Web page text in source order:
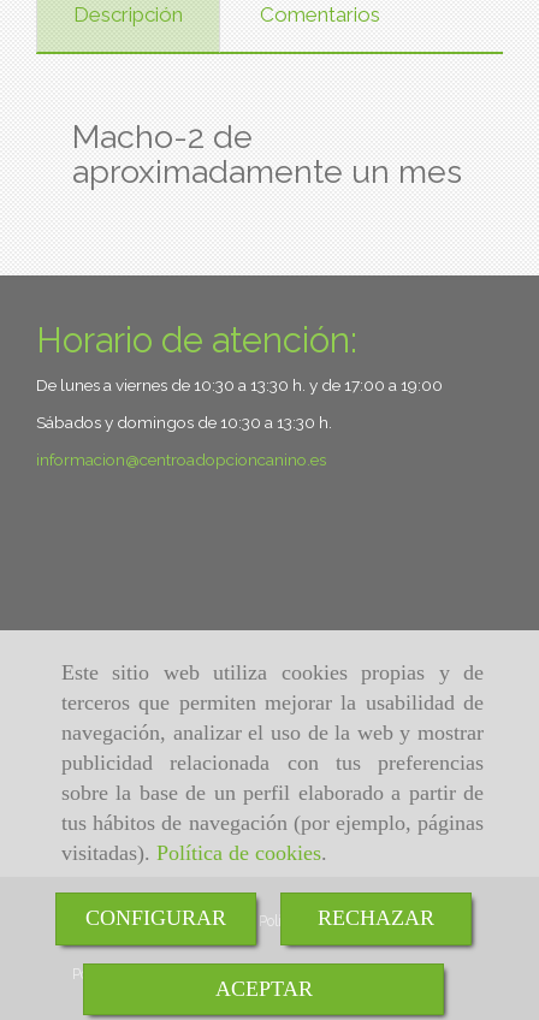
Este sitio web utiliza cookies propias y de
terceros que permiten mejorar la usabilidad de
navegación, analizar el uso de la web y mostrar
publicidad relacionada con tus preferencias
sobre la base de un perfil elaborado a partir de
tus hábitos de navegación (por ejemplo, páginas
visitadas). Política de cookies.
CONFIGURAR RECHAZAR
ACEPTAR
Descripción Comentarios
Macho-2 de
aproximadamente un mes
Horario de atención:
De lunes a viernes de 10:30 a 13:30 h. y de 17:00 a 19:00
Sábados y domingos de 10:30 a 13:30 h.
informacion
centroadopcioncanino.es
Inicio Aviso Legal Política de cookies
Política de Privacidad